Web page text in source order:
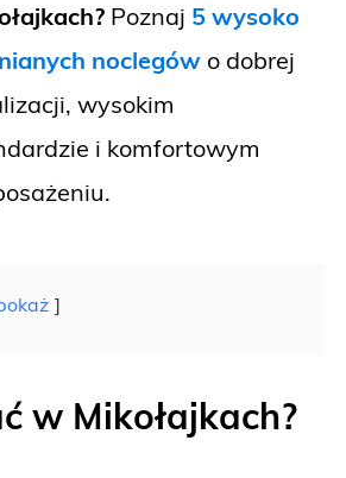
Poznaj 5 wysoko
noclegówo dobrej
wysokim
i komfortowym
w Mikołajkach?